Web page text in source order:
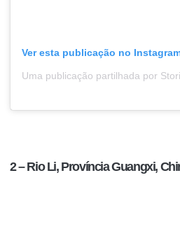
Ver esta publicação no
2 – Rio Li, Província Guangxi,